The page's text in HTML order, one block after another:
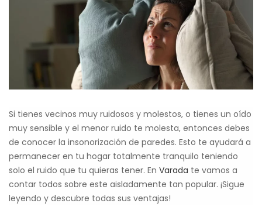
Si tienes vecinos muy ruidosos y molestos, o tienes un oído
muy sensible y el menor ruido te molesta, entonces debes
de conocer la insonorización de paredes. Esto te ayudará a
permanecer en tu hogar totalmente tranquilo teniendo
solo el ruido que tu quieras tener. En Varada te vamos a
contar todos sobre este aisladamente tan popular. ¡Sigue
leyendo y descubre todas sus ventajas!